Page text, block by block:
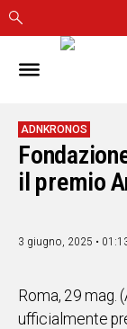
IN
CAGLIARI
SASSARI
NUORO
ORISTANO
GALLURA
MEDIO
CAMPIDANO
ADNKRONOS
il premio
3 giugno, 2025 •
Roma, 29 mag.
ufficialmente